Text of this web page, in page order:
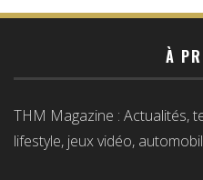
À
THM Magazine : Actualités,
lifestyle, jeux vidéo,